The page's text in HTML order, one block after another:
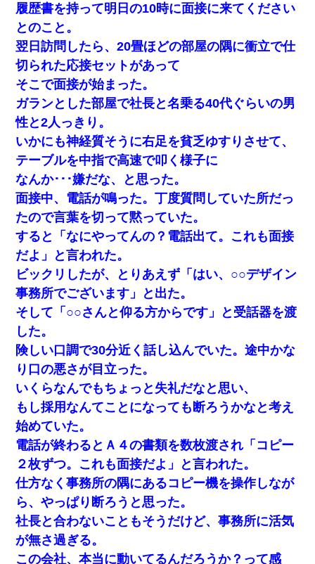
履歴書を持って明日の10時に面接に来てください
とのこと。
翌日訪問したら、20畳ほどの部屋の隅に衝立で仕
切られた応接セットがあって
そこで面接が始まった。
ガランとした部屋で社長と名乗る40代ぐらいの男
性と2人っきり。
いかにも神経質そうに右足を貧乏ゆすりさせて、
テーブルを中指で高速で叩く様子に
なんか･･･嫌だな、と思った。
面接中、電話が鳴った。丁度質問していた所だっ
たので言葉を切って黙っていた。
すると「なにやってんの？電話出て。これも面接
だよ」と言われた。
ビックリしたが、とりあえず「はい、○○デザイン
事務所でございます」と出た。
そして「○○さんと仰る方からです」と受話器を渡
した。
険しい口調で30分近く話し込んでいた。途中かな
り口の悪さが目立った。
いくらなんでもちょっと失礼だなと思い、
もし採用なんてことになっても断ろうかなと考え
始めていた。
電話が終わるとＡ４の書類を数枚渡され「コピー
２枚ずつ。これも面接だよ」と言われた。
仕方なく事務所の隅にあるコピー機を操作しなが
ら、やっぱり断ろうと思った。
社長と合わないこともそうだけど、事務所に活気
が無さ過ぎる。
この会社、本当に動いてるんだろうか？って感